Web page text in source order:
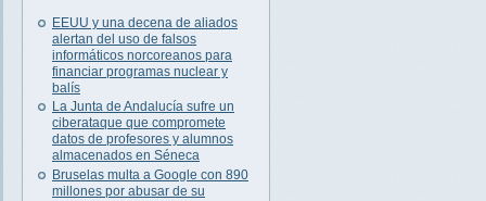
EEUU y una decena de aliados
alertan del uso de falsos
informáticos norcoreanos para
financiar programas nuclear y
balís
La Junta de Andalucía sufre un
ciberataque que compromete
datos de profesores y alumnos
almacenados en Séneca
Bruselas multa a Google con 890
millones por abusar de su